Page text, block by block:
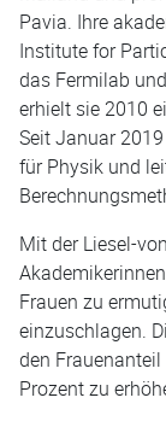
Pavia. Ihre
Institute for
das Fermilab
erhielt sie 2010
Seit Januar
für Physik und
Mit der Liesel-
Frauen zu
einzuschlagen.
den
Prozent zu